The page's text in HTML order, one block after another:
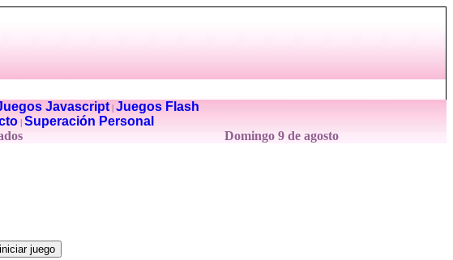
Javascript| Juegos Flash
Superación Personal
Domingo 9 de agosto